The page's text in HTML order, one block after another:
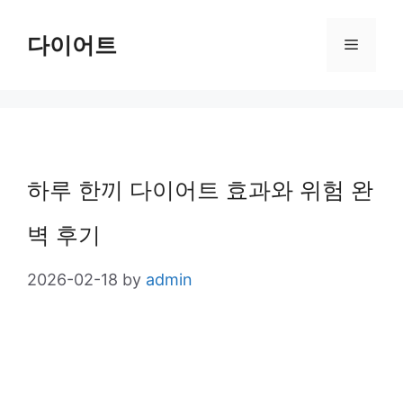
다이어트 Menu
하루 한끼 다이어트 효과와 위험 완
벽 후기
2026-02-18 by admin